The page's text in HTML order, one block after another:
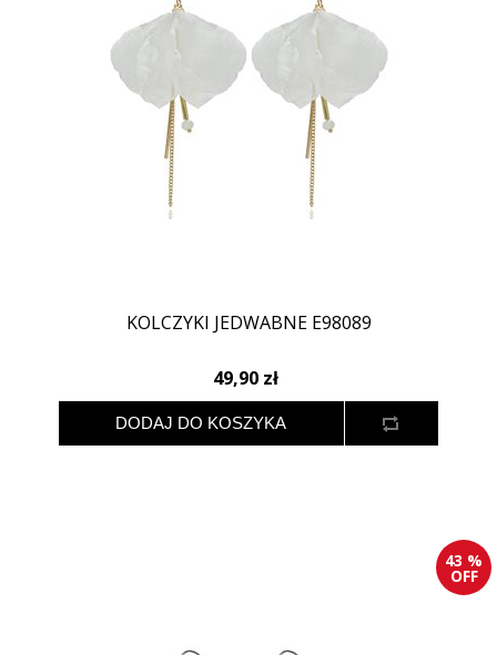
KOLCZYKI JEDWABNE E98089
49,90 zł
43 %
OFF